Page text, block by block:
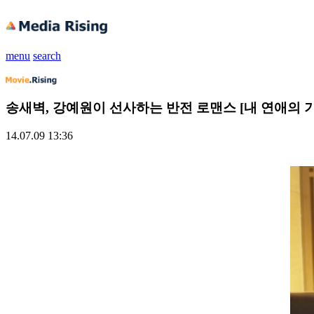
menu search
송새벽, 강예원이 선사하는 반전 로맨스 [내 연애의
14.07.09 13:36